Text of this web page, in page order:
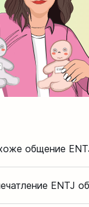
общение
ENTJ